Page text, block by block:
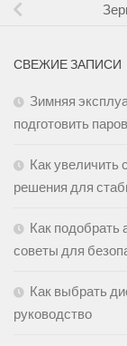
СВЕЖИЕ ЗАПИСИ
Зимняя
подготовить
Как увеличить
решения для
Как подобрать
советы для
Как выбрать
руководство